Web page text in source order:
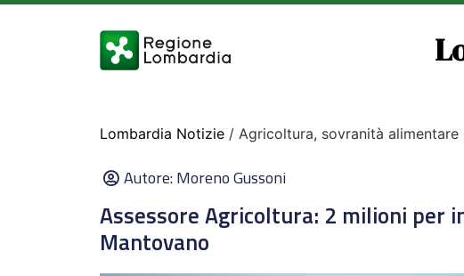
Lombardia Notizie / Agricoltura, sovranità alimentare
Autore:Moreno Gussoni
Assessore Agricoltura: 2 milioni per
Mantovano